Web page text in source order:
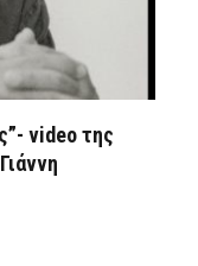
video της